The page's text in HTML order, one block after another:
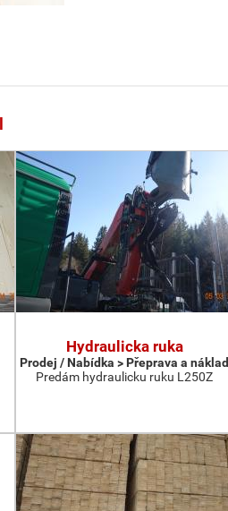
Hydraulicka ruka
Prodej / Nabídka > Přeprava a náklad
Predám hydraulicku ruku L250Z